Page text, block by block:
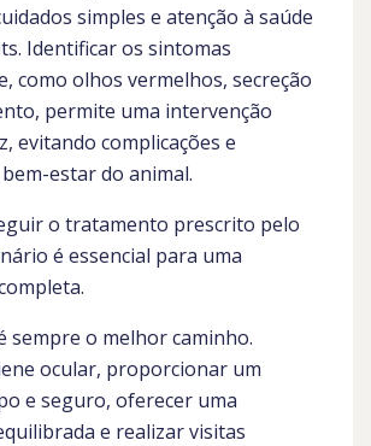
simples e atenção à saúde
Identificar os sintomas
como olhos vermelhos, secreção
permite uma intervenção
evitando complicações e
estar do animal.
o tratamento prescrito pelo
é essencial para uma
sempre o melhor caminho.
ocular, proporcionar um
e seguro, oferecer uma
e realizar visitas